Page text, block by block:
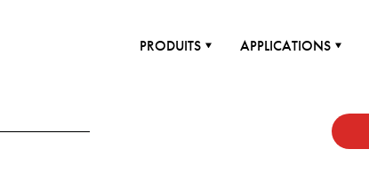
PRODUITS APPLICATIONS